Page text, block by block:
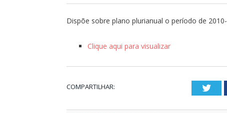
Dispõe sobre plano plurianual o período de
Clique aqui para visualizar
COMPARTILHAR: